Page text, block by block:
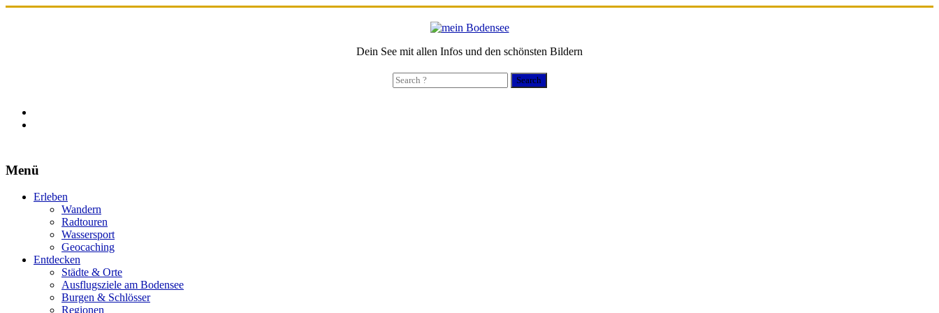
Dein See mit allen Infos und den schönsten Bildern
Search
for:
Menü
Erleben
Wandern
Radtouren
Wassersport
Geocaching
Entdecken
Städte & Orte
Ausflugsziele am Bodensee
Burgen & Schlösser
Regionen